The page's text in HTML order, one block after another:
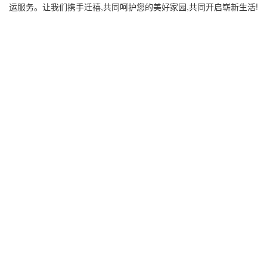
运服务。让我们携手迁禧,共同呵护您的美好家园,共同开启崭新生活!